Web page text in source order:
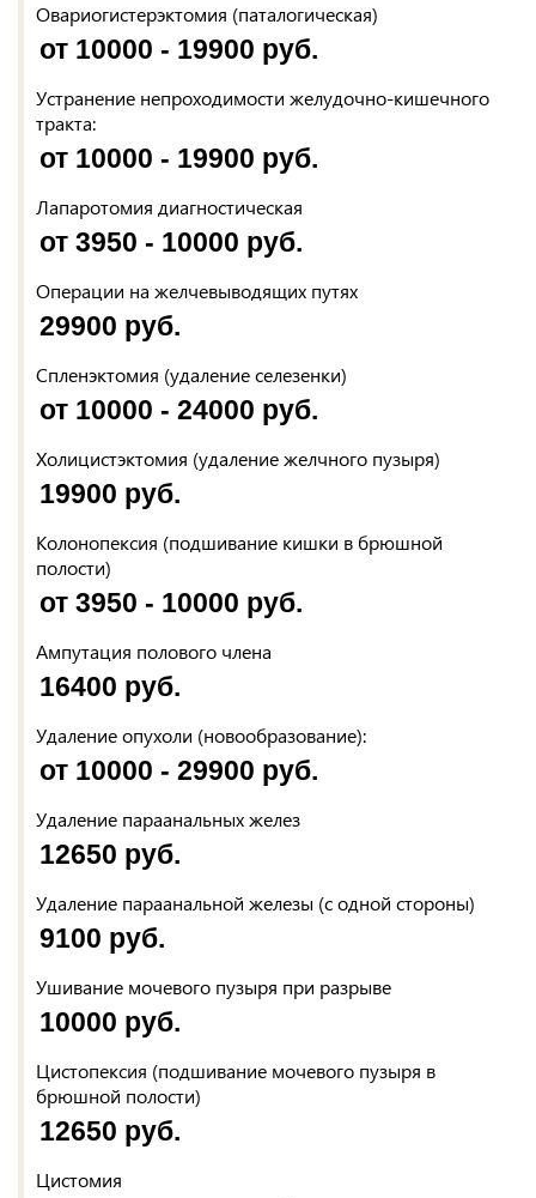
Овариогистерэктомия (паталогическая)
от 10000 - 19900 руб.
Устранение непроходимости желудочно-кишечного
тракта:
от 10000 - 19900 руб.
Лапаротомия диагностическая
от 3950 - 10000 руб.
Операции на желчевыводящих путях
29900 руб.
Спленэктомия (удаление селезенки)
от 10000 - 24000 руб.
Холицистэктомия (удаление желчного пузыря)
19900 руб.
Колонопексия (подшивание кишки в брюшной
полости)
от 3950 - 10000 руб.
Ампутация полового члена
16400 руб.
Удаление опухоли (новообразование):
от 10000 - 29900 руб.
Удаление параанальных желез
12650 руб.
Удаление параанальной железы (с одной стороны)
9100 руб.
Ушивание мочевого пузыря при разрыве
10000 руб.
Цистопексия (подшивание мочевого пузыря в
брюшной полости)
12650 руб.
Цистомия